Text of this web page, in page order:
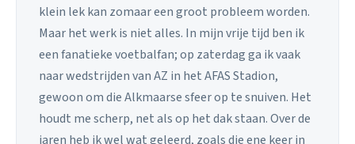
klein lek kan zomaar een groot probleem worden.
Maar het werk is niet alles. In mijn vrije tijd ben ik
een fanatieke voetbalfan; op zaterdag ga ik vaak
naar wedstrijden van AZ in het AFAS Stadion,
gewoon om die Alkmaarse sfeer op te snuiven. Het
houdt me scherp, net als op het dak staan. Over de
jaren heb ik wel wat geleerd, zoals die ene keer in